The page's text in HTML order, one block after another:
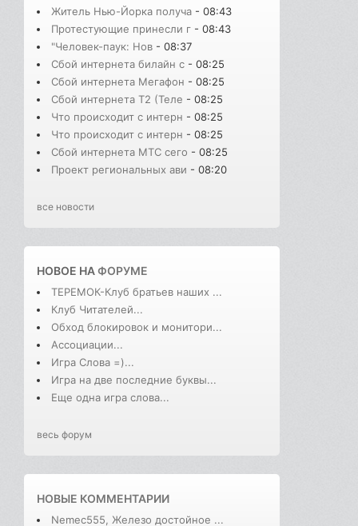
Житель Нью-Йорка получа - 08:43
Протестующие принесли г - 08:43
"Человек-паук: Нов - 08:37
Сбой интернета билайн с - 08:25
Сбой интернета Мегафон - 08:25
Сбой интернета T2 (Теле - 08:25
Что происходит с интерн - 08:25
Что происходит с интерн - 08:25
Сбой интернета МТС сего - 08:25
Проект региональных ави - 08:20
все новости
НОВОЕ НАФОРУМЕ
ТЕРЕМОК-Клуб братьев наших ...
Клуб Читателей...
Обход блокировок и монитори...
Ассоциации...
Игра Слова =)...
Игра на две последние буквы...
Еще одна игра слова...
весь форум
НОВЫЕ КОММЕНТАРИИ
Nemec555, Железо достойное ...